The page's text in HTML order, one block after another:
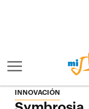
Mostrar/ocultar
INNOVACIÓN